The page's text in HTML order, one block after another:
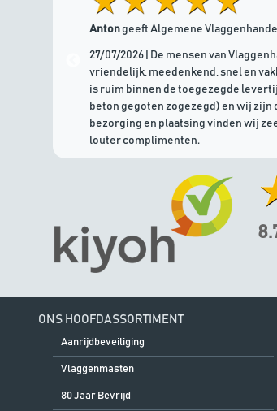
Antongeeft Algemene
27/07/2026 | De mensen van
vriendelijk, meedenkend, snel en
is ruim binnen de toegezegde
beton gegoten zogezegd) en wij zijn
bezorging en plaatsing vinden wij
louter complimenten.
ONS HOOFDASSORTIMENT
Aanrijdbeveiliging
Vlaggenmasten
80 Jaar Bevrijd